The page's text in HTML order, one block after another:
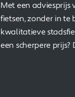
Met een adviesprijs
fietsen, zonder in te
kwalitatieve
een scherpere prijs?